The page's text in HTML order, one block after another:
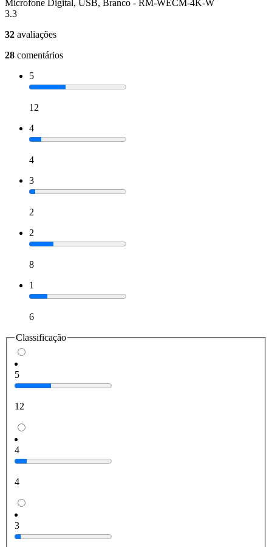
Microfone Digital, USB, Branco - RM-WECM-4K-W
3.3
32 avaliações
28 comentários
5
12
4
4
3
2
2
8
1
6
Classificação
5
12
4
4
3